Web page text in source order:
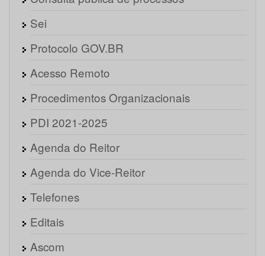
Sei
Protocolo GOV.BR
Acesso Remoto
Procedimentos Organizacionais
PDI 2021-2025
Agenda do Reitor
Agenda do Vice-Reitor
Telefones
Editais
Ascom